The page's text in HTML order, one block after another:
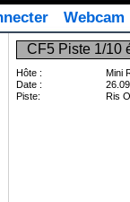
Webcam